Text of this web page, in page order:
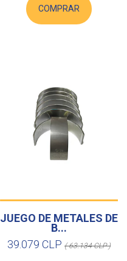
COMPRAR
JUEGO DE METALES DE
B...
39.079 CLP ( 63.134 CLP )